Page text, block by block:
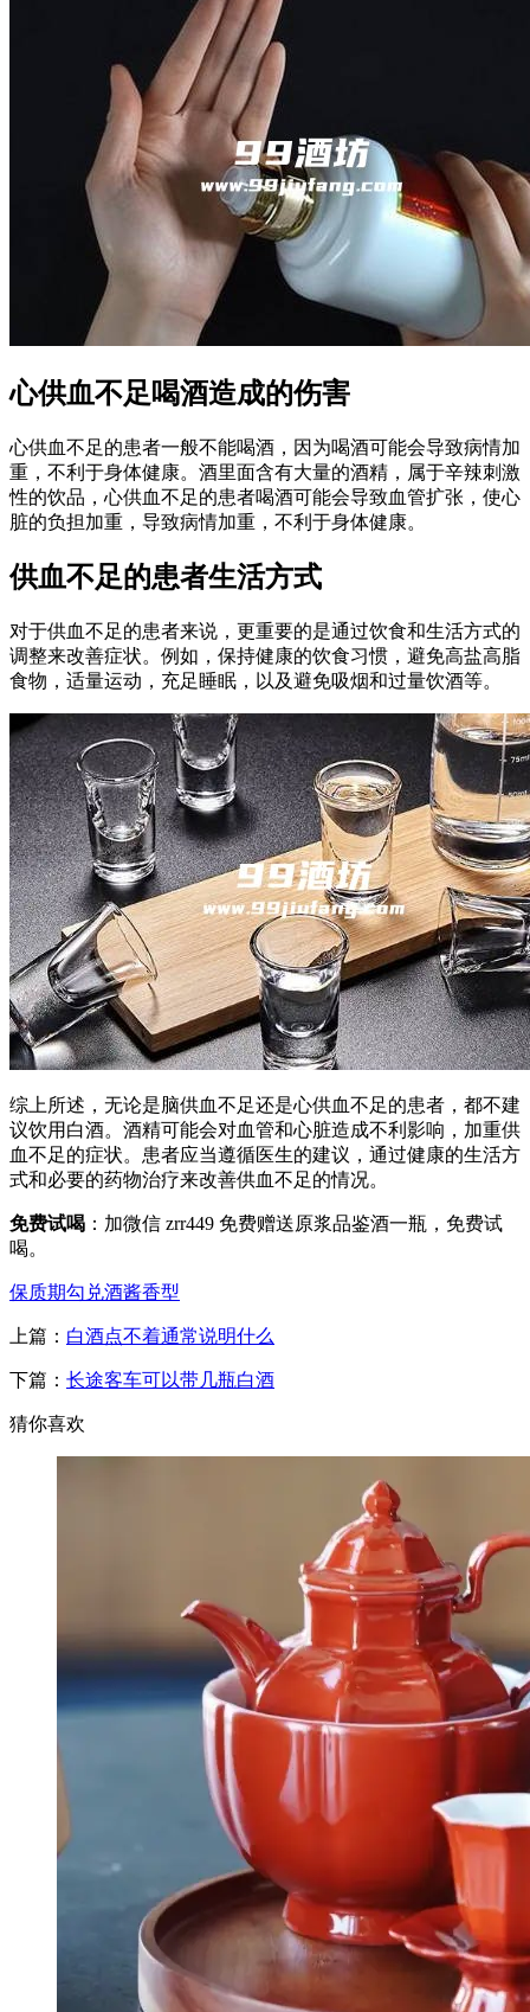
心供血不足喝酒造成的伤害
心供血不足的患者一般不能喝酒，因为喝酒可能会导致病情加
重，不利于身体健康。酒里面含有大量的酒精，属于辛辣刺激
性的饮品，心供血不足的患者喝酒可能会导致血管扩张，使心
脏的负担加重，导致病情加重，不利于身体健康。
供血不足的患者生活方式
对于供血不足的患者来说，更重要的是通过饮食和生活方式的
调整来改善症状。例如，保持健康的饮食习惯，避免高盐高脂
食物，适量运动，充足睡眠，以及避免吸烟和过量饮酒等。
综上所述，无论是脑供血不足还是心供血不足的患者，都不建
议饮用白酒。酒精可能会对血管和心脏造成不利影响，加重供
血不足的症状。患者应当遵循医生的建议，通过健康的生活方
式和必要的药物治疗来改善供血不足的情况。
免费试喝 ：加微信 zrr449 免费赠送原浆品鉴酒一瓶，免费试
喝。
保质期勾兑酒酱香型
上篇： 白酒点不着通常说明什么
下篇： 长途客车可以带几瓶白酒
猜你喜欢